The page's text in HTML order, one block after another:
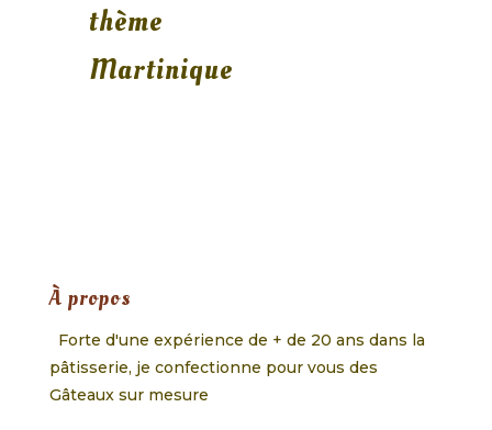
thème
Martinique
À propos
Forte d'une expérience de + de 20 ans dans la
pâtisserie, je confectionne pour vous des
Gâteaux sur mesure